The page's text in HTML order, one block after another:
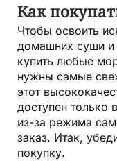
Как
Чтобы освоить
домашних суши и
купить любые
нужны самые
этот
доступен только
из-за режима
заказ. Итак,
покупку.